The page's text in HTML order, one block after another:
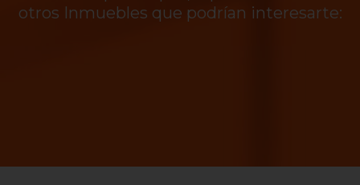
otros Inmuebles que podrían interesarte: